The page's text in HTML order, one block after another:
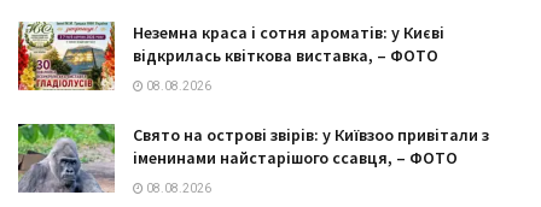
Неземна краса і сотня ароматів: у Києві
відкрилась квіткова виставка, – ФОТО
08.08.2026
Свято на острові звірів: у Київзоо привітали з
іменинами найстарішого ссавця, – ФОТО
08.08.2026